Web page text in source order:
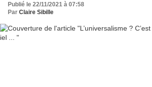
Publié le 22/11/2021 à 07:58
Par Claire Sibille